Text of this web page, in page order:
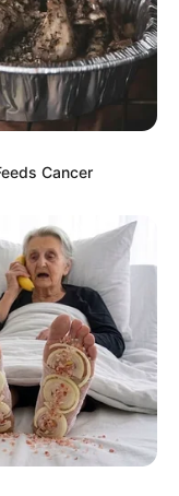
Cancer